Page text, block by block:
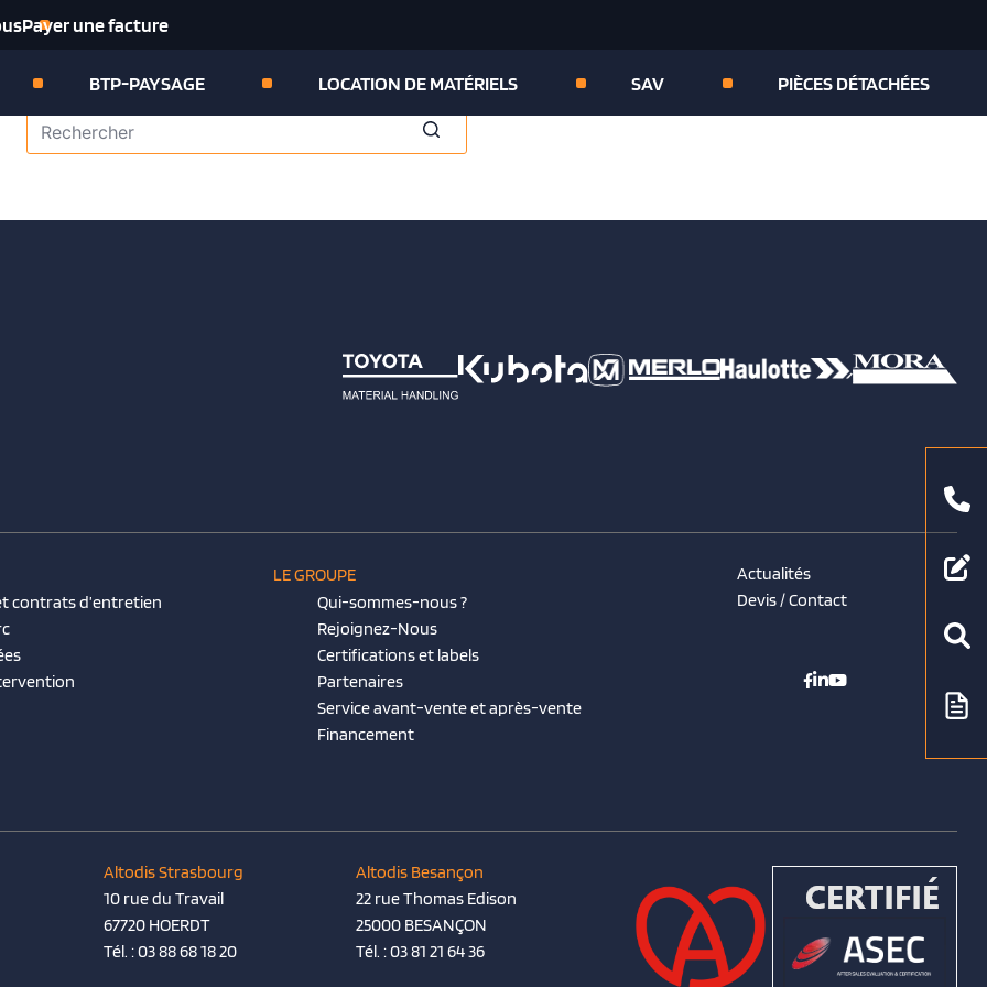
Payer une facture
BTP-PAYSAGE LOCATION DE MATÉRIELS SAV PIÈCES DÉTACHÉES
contrats d’entretien
LE GROUPE
Qui-sommes-nous ?
Rejoignez-Nous
Certifications et labels
Partenaires
Service avant-vente et après-vente
Financement
Actualités
Devis / Contact
Altodis Strasbourg
10 rue du Travail
67720 HOERDT
Tél. :03 88 68 18 20
Altodis Besançon
22 rue Thomas Edison
25000 BESANÇON
Tél. :03 81 21 64 36